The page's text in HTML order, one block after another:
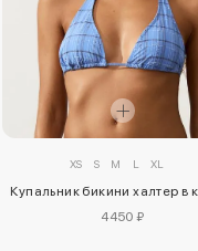
XS S M L XL
Купальник бикини халтер в
4450 ₽